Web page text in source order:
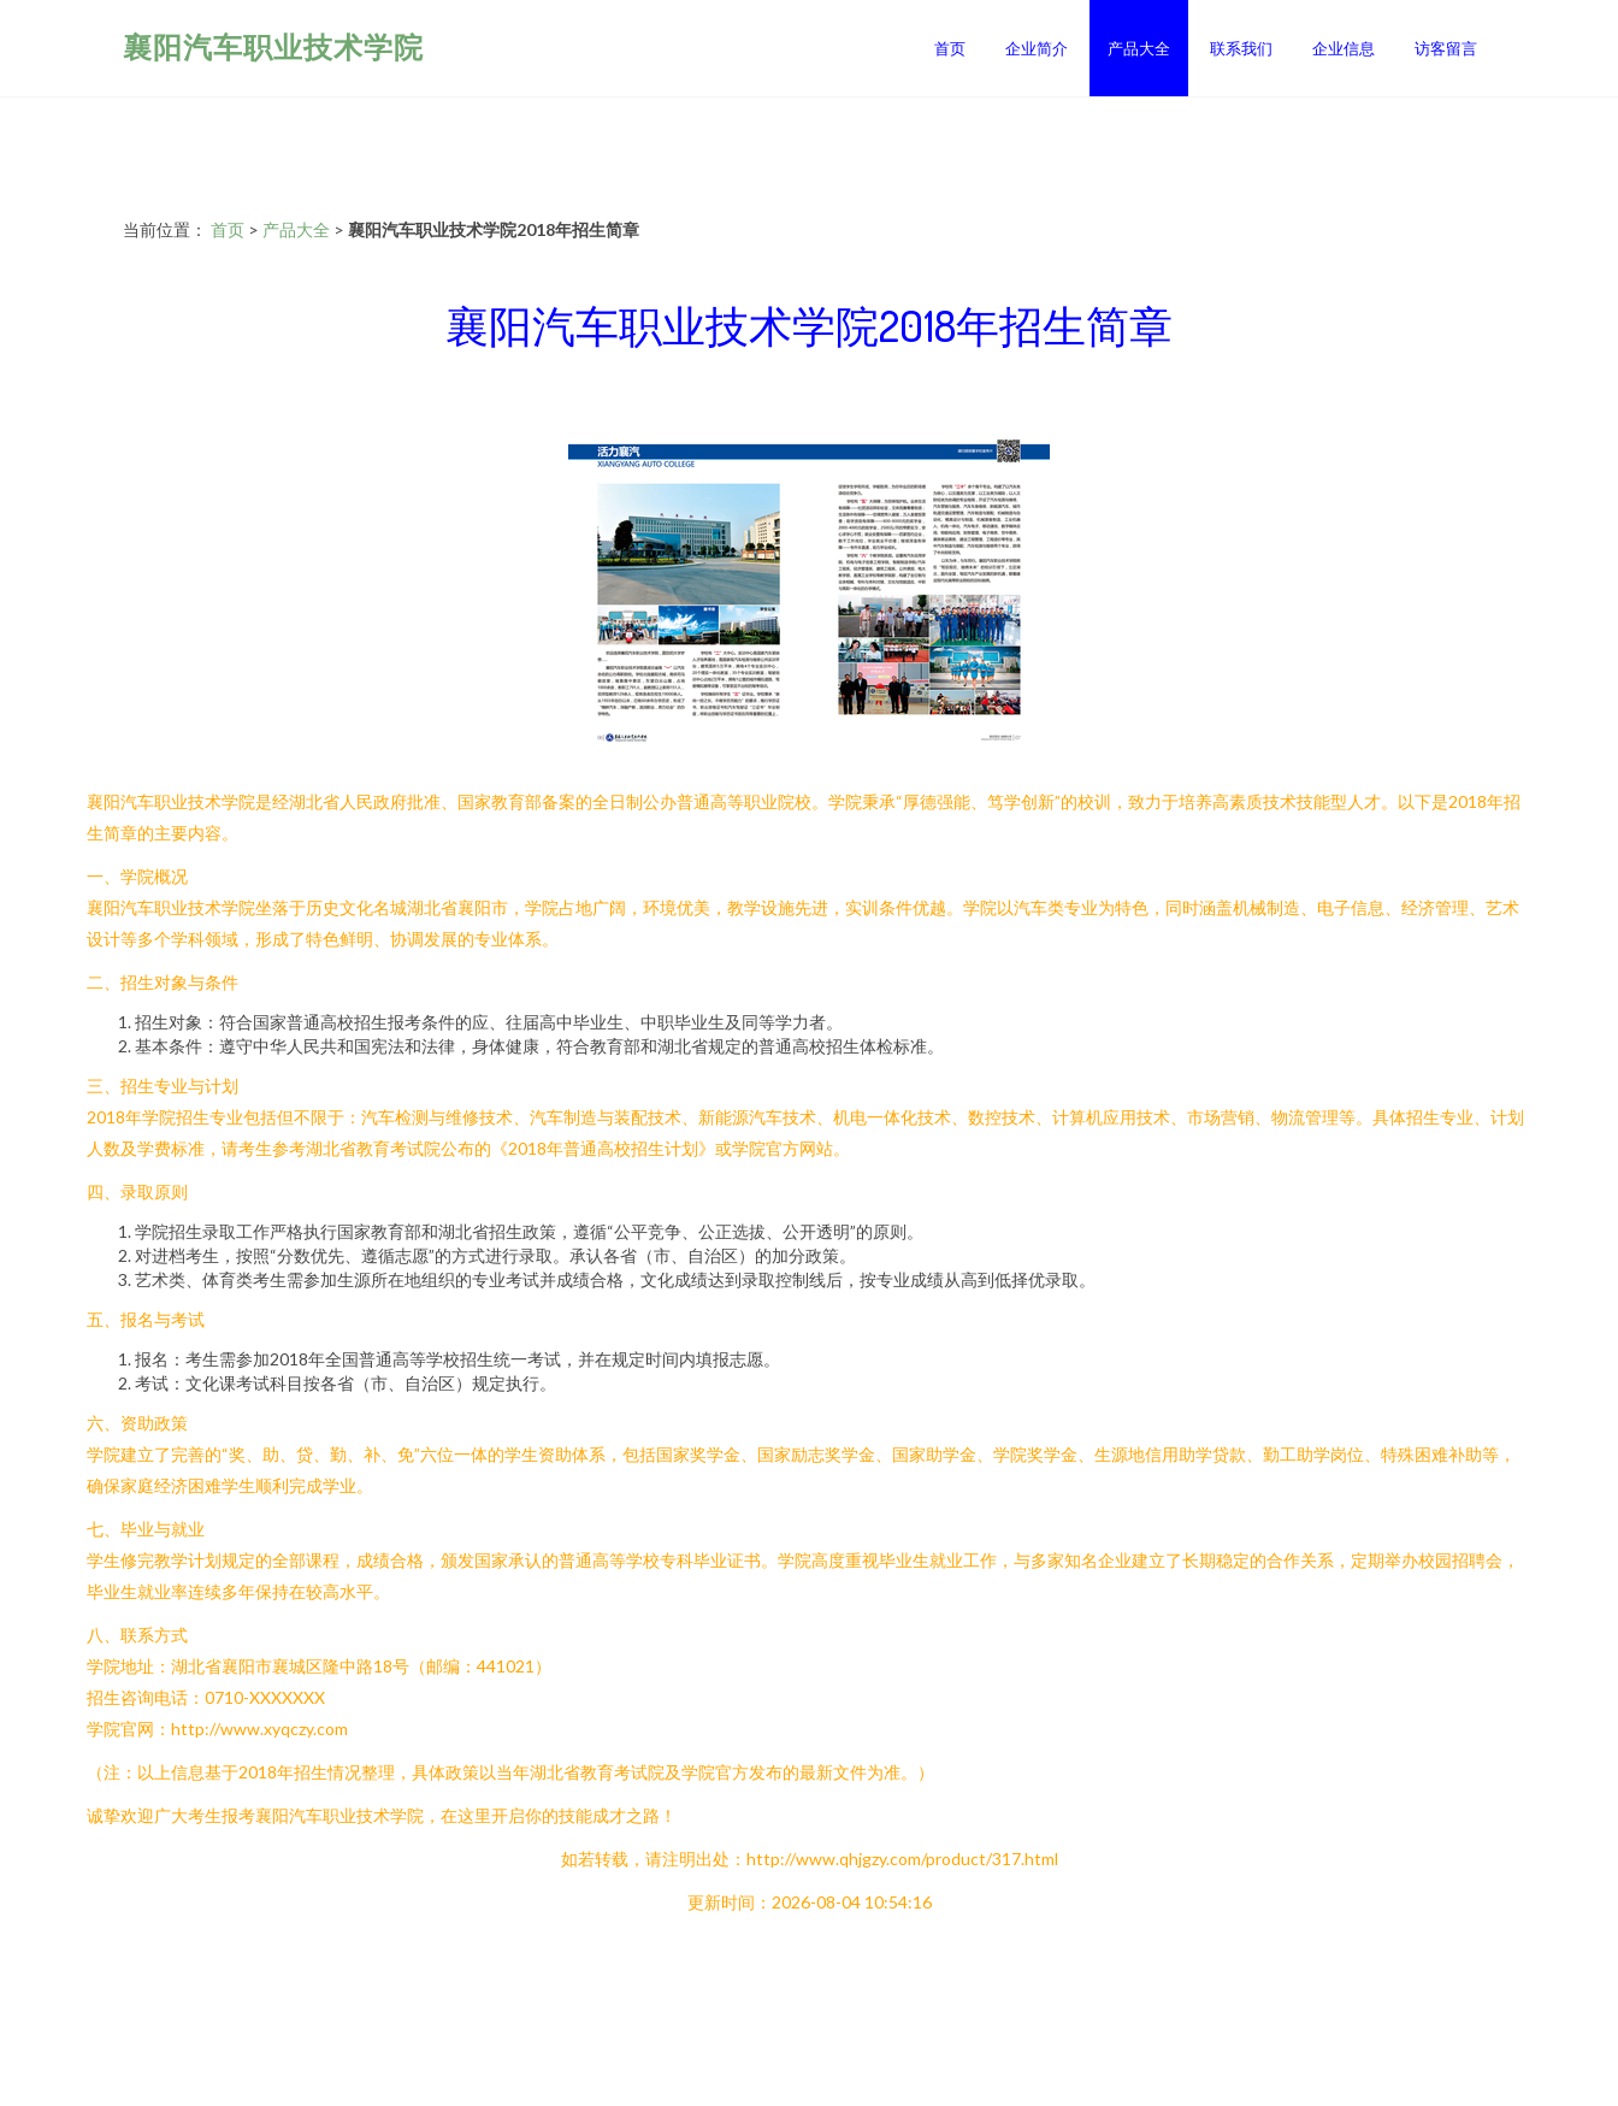
襄阳汽车职业技术学院 首页 企业简介 产品大全 联系我们 企业信息 访客留言
当前位置： 首页 > 产品大全 > 襄阳汽车职业技术学院2018年招生简章
襄阳汽车职业技术学院2018年招生简章
襄阳汽车职业技术学院是经湖北省人民政府批准、国家教育部备案的全日制公办普通高等职业院校。学院秉承“厚德强能、笃学创新”的校训，致力于培养高素质技术技能型人才。以下是2018年招
生简章的主要内容。
一、学院概况
襄阳汽车职业技术学院坐落于历史文化名城湖北省襄阳市，学院占地广阔，环境优美，教学设施先进，实训条件优越。学院以汽车类专业为特色，同时涵盖机械制造、电子信息、经济管理、艺术
设计等多个学科领域，形成了特色鲜明、协调发展的专业体系。
二、招生对象与条件
招生对象：符合国家普通高校招生报考条件的应、往届高中毕业生、中职毕业生及同等学力者。
基本条件：遵守中华人民共和国宪法和法律，身体健康，符合教育部和湖北省规定的普通高校招生体检标准。
三、招生专业与计划
2018年学院招生专业包括但不限于：汽车检测与维修技术、汽车制造与装配技术、新能源汽车技术、机电一体化技术、数控技术、计算机应用技术、市场营销、物流管理等。具体招生专业、计划
人数及学费标准，请考生参考湖北省教育考试院公布的《2018年普通高校招生计划》或学院官方网站。
四、录取原则
学院招生录取工作严格执行国家教育部和湖北省招生政策，遵循“公平竞争、公正选拔、公开透明”的原则。
对进档考生，按照“分数优先、遵循志愿”的方式进行录取。承认各省（市、自治区）的加分政策。
艺术类、体育类考生需参加生源所在地组织的专业考试并成绩合格，文化成绩达到录取控制线后，按专业成绩从高到低择优录取。
五、报名与考试
报名：考生需参加2018年全国普通高等学校招生统一考试，并在规定时间内填报志愿。
考试：文化课考试科目按各省（市、自治区）规定执行。
六、资助政策
学院建立了完善的“奖、助、贷、勤、补、免”六位一体的学生资助体系，包括国家奖学金、国家励志奖学金、国家助学金、学院奖学金、生源地信用助学贷款、勤工助学岗位、特殊困难补助等，
确保家庭经济困难学生顺利完成学业。
七、毕业与就业
学生修完教学计划规定的全部课程，成绩合格，颁发国家承认的普通高等学校专科毕业证书。学院高度重视毕业生就业工作，与多家知名企业建立了长期稳定的合作关系，定期举办校园招聘会，
毕业生就业率连续多年保持在较高水平。
八、联系方式
学院地址：湖北省襄阳市襄城区隆中路18号（邮编：441021）
招生咨询电话：0710-XXXXXXX
学院官网：http://www.xyqczy.com
（注：以上信息基于2018年招生情况整理，具体政策以当年湖北省教育考试院及学院官方发布的最新文件为准。）
诚挚欢迎广大考生报考襄阳汽车职业技术学院，在这里开启你的技能成才之路！
如若转载，请注明出处：http://www.qhjgzy.com/product/317.html
更新时间：2026-08-04 10:54:16